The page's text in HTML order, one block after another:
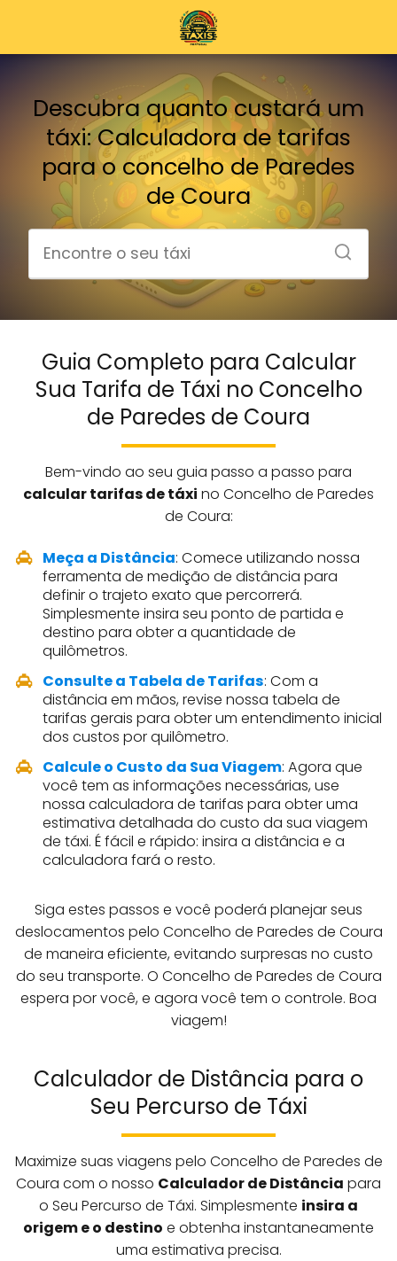
Descubra quanto custará um
táxi: Calculadora de tarifas
para o concelho de Paredes
de Coura
Guia Completo para Calcular
Sua Tarifa de Táxi no Concelho
de Paredes de Coura
Bem-vindo ao seu guia passo a passo para
calcular tarifas de táxi no Concelho de Paredes
de Coura:
Meça a Distância: Comece utilizando nossa
ferramenta de medição de distância para
definir o trajeto exato que percorrerá.
Simplesmente insira seu ponto de partida e
destino para obter a quantidade de
quilômetros.
Consulte a Tabela de Tarifas: Com a
distância em mãos, revise nossa tabela de
tarifas gerais para obter um entendimento inicial
dos custos por quilômetro.
Calcule o Custo da Sua Viagem: Agora que
você tem as informações necessárias, use
nossa calculadora de tarifas para obter uma
estimativa detalhada do custo da sua viagem
de táxi. É fácil e rápido: insira a distância e a
calculadora fará o resto.
Siga estes passos e você poderá planejar seus
deslocamentos pelo Concelho de Paredes de Coura
de maneira eficiente, evitando surpresas no custo
do seu transporte. O Concelho de Paredes de Coura
espera por você, e agora você tem o controle. Boa
viagem!
Calculador de Distância para o
Seu Percurso de Táxi
Maximize suas viagens pelo Concelho de Paredes de
Coura com o nosso Calculador de Distância para
o Seu Percurso de Táxi. Simplesmente insira a
origem e o destino e obtenha instantaneamente
uma estimativa precisa.